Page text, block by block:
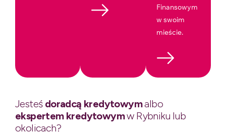
Finansowym
w swoim
mieście.
Jesteśdoradcą kredytowymalbo
ekspertem kredytowymw Rybniku lub
okolicach?